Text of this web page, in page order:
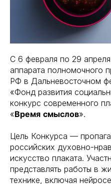
С 6 февраля по 29
аппарата полномочного
РФ в Дальневосточном
«Фонд развития
конкурс современного
«Время смыслов».
Цель Конкурса —
российских духовно-
искусство плаката.
представлять работы в
технике, включая